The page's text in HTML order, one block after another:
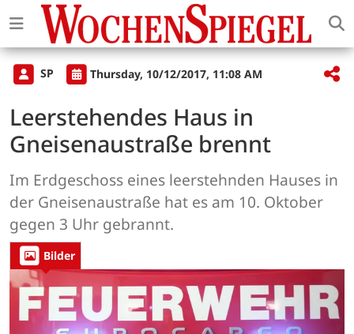
SP Thursday, 10/12/2017, 11:08 AM
Leerstehendes Haus in
Gneisenaustraße brennt
Im Erdgeschoss eines leerstehnden Hauses in
der Gneisenaustraße hat es am 10. Oktober
gegen 3 Uhr gebrannt.
Bilder